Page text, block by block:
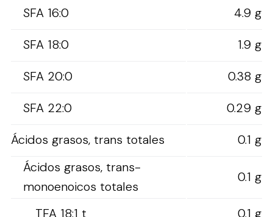
SFA 16:0
4.9 g
SFA 18:0
1.9 g
SFA 20:0
0.38 g
SFA 22:0
0.29 g
Ácidos grasos, trans totales
0.1 g
Ácidos grasos, trans-
monoenoicos totales
0.1 g
TFA 18:1 t 0.1 g